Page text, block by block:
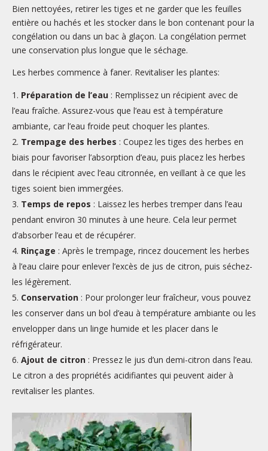
Bien nettoyées, retirer les tiges et ne garder que les feuilles
entière ou hachés et les stocker dans le bon contenant pour la
congélation ou dans un bac à glaçon. La congélation permet
une conservation plus longue que le séchage.
Les herbes commence à faner. Revitaliser les plantes:
Préparation de l’eau : Remplissez un récipient avec de
l’eau fraîche. Assurez-vous que l’eau est à température
ambiante, car l’eau froide peut choquer les plantes.
Trempage des herbes : Coupez les tiges des herbes en
biais pour favoriser l’absorption d’eau, puis placez les herbes
dans le récipient avec l’eau citronnée, en veillant à ce que les
tiges soient bien immergées.
Temps de repos : Laissez les herbes tremper dans l’eau
pendant environ 30 minutes à une heure. Cela leur permet
d’absorber l’eau et de récupérer.
Rinçage : Après le trempage, rincez doucement les herbes
à l’eau claire pour enlever l’excès de jus de citron, puis séchez-
les légèrement.
Conservation : Pour prolonger leur fraîcheur, vous pouvez
les conserver dans un bol d’eau à température ambiante ou les
envelopper dans un linge humide et les placer dans le
réfrigérateur.
Ajout de citron : Pressez le jus d’un demi-citron dans l’eau.
Le citron a des propriétés acidifiantes qui peuvent aider à
revitaliser les plantes.